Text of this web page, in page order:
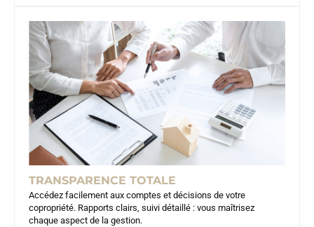
TRANSPARENCE TOTALE
Accédez facilement aux comptes et décisions de votre
copropriété. Rapports clairs, suivi détaillé : vous maîtrisez
chaque aspect de la gestion.